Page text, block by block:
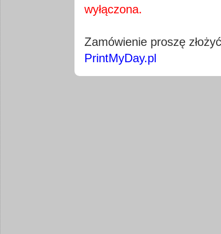
wyłączona.
Zamówienie proszę
PrintMyDay.pl